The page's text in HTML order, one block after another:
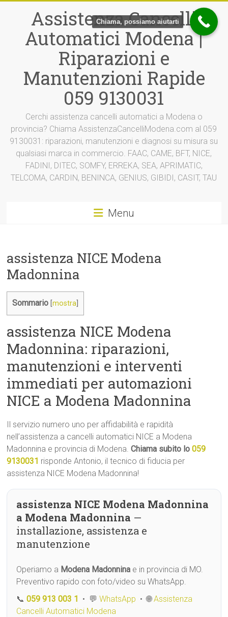
contenutoAssistenza Cancelli
Automatici Modena |
Riparazioni e
Manutenzioni Rapide
059 9130031
Cerchi assistenza cancelli automatici a Modena o
provincia? Chiama AssistenzaCancelliModena.com al 059
9130031: riparazioni, manutenzioni e diagnosi su misura su
qualsiasi marca in commercio. FAAC, CAME, BFT, NICE,
FADINI, DITEC, SOMFY, ERREKA, SEA, APRIMATIC,
TELCOMA, CARDIN, BENINCA, GENIUS, GIBIDI, CASIT, TAU
Menu
assistenza NICE Modena
Madonnina
Sommario [mostra
assistenza NICE Modena
Madonnina: riparazioni,
manutenzioni e interventi
immediati per automazioni
NICE a Modena Madonnina
Il servizio numero uno per affidabilità e rapidità
nell’assistenza a cancelli automatici NICE a Modena
Madonnina e provincia di Modena.Chiama subito lo059
9130031 risponde Antonio, il tecnico di fiducia per
assistenza NICE Modena Madonnina!
assistenza NICE Modena Madonnina
a Modena Madonnina —
installazione, assistenza e
manutenzione
Operiamo a Modena Madonnina e in provincia di MO.
Preventivo rapido con foto/video su WhatsApp.
📞059 913 003 1 • 💬WhatsApp • 🌐Assistenza
Cancelli Automatici Modena
Chiama, possiamo aiutarti